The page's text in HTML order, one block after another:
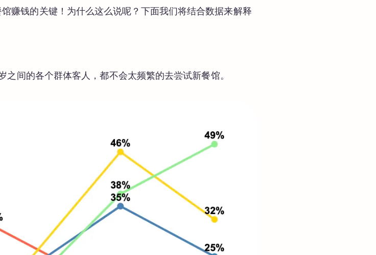
赚钱的关键！为什么这么说呢？下面我们将结合数据来解释
间的各个群体客人，都不会太频繁的去尝试新餐馆。